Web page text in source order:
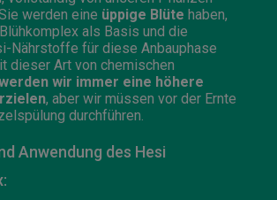
werden eine üppige Blüte haben,
als Basis und die
Nährstoffe für diese Anbauphase
dieser Art von chemischen
wir immer eine höhere
, aber wir müssen vor der Ernte
durchführen.
Anwendung des Hesi